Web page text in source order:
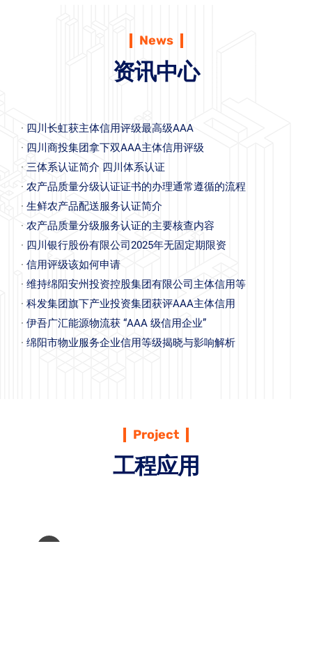
News
资讯中心
· 四川长虹获主体信用评级最高级AAA
· 四川商投集团拿下双AAA主体信用评级
· 三体系认证简介 四川体系认证
· 农产品质量分级认证证书的办理通常遵循的流程
· 生鲜农产品配送服务认证简介
· 农产品质量分级服务认证的主要核查内容
· 四川银行股份有限公司2025年无固定期限资
· 信用评级该如何申请
· 维持绵阳安州投资控股集团有限公司主体信用等
· 科发集团旗下产业投资集团获评AAA主体信用
· 伊吾广汇能源物流获 “AAA 级信用企业”
· 绵阳市物业服务企业信用等级揭晓与影响解析
Project
工程应用